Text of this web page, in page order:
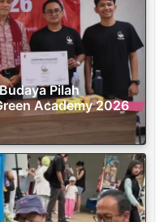
Pilah
Academy 2026